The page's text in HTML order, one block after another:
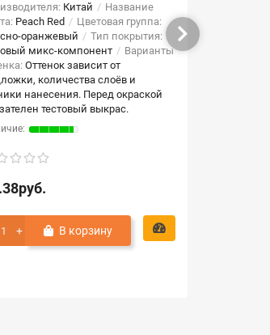
Китай
Название
Peach Red
Цветовая группа:
оранжевый
Тип покрытия:
микс-компонент
Варианты
Оттенок зависит от
количества слоёв и
нанесения. Перед окраской
тестовый выкрас.
В корзину